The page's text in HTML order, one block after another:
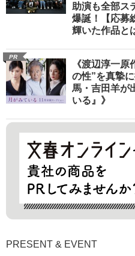
助演も全部ス
爆誕！【応募
輝いた作品と
PR
《渡辺淳一
の性”を真摯
馬・吉田羊が
いる』》
PRESENT & EVENT